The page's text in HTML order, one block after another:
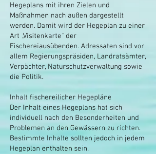
Hegeplans mit ihren Zielen und
Maßnahmen nach außen dargestellt
werden. Damit wird der Hegeplan zu einer
Art „Visitenkarte“ der
Fischereiausübenden. Adressaten sind vor
allem Regierungspräsiden, Landratsämter,
Verpächter, Naturschutzverwaltung sowie
die Politik.
Inhalt fischereilicher Hegepläne
Der Inhalt eines Hegeplans hat sich
individuell nach den Besonderheiten und
Problemen an den Gewässern zu richten.
Bestimmte Inhalte sollten jedoch in jedem
Hegeplan enthalten sein.